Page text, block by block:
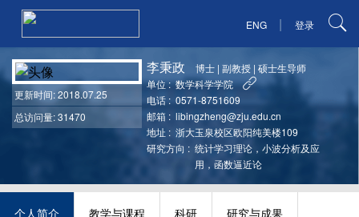
ENG | 登录
更新时间: 2018.07.25
总访问量: 31470
李秉政 博士 |副教授 |硕士生导师
单位 : 数学科学学院
电话 : 0571-8751609
邮箱 : libingzheng@zju.edu.cn
地址 : 浙大玉泉校区欧阳纯美楼109
研究方向 : 统计学习理论，小波分析及应
用，函数逼近论
个人简介 教学与课程 科研 研究与成果